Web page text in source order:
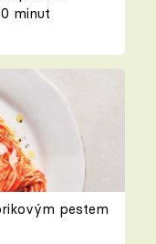
minut
pestem